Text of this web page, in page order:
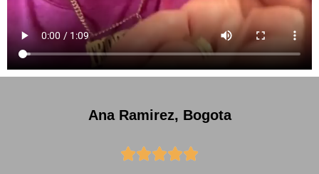
Ana Ramirez, Bogota
